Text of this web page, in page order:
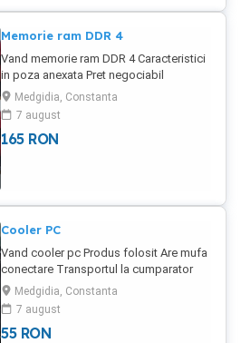
Memorie ram DDR 4
Vand memorie ram DDR 4 Caracteristici
in poza anexata Pret negociabil
Transportul la cumparator
Medgidia, Constanta
7 august
165 RON
Cooler PC
Vand cooler pc Produs folosit Are mufa
conectare Transportul la cumparator
Medgidia, Constanta
7 august
55 RON